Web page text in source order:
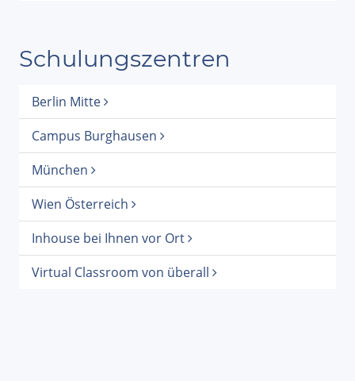
Schulungszentren
Berlin Mitte
Campus Burghausen
München
Wien Österreich
Inhouse bei Ihnen vor Ort
Virtual Classroom von überall